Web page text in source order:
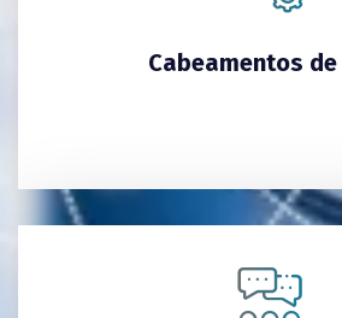
Cabeamentos